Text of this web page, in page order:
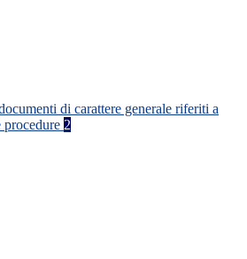
di carattere generale riferiti a
procedure 2